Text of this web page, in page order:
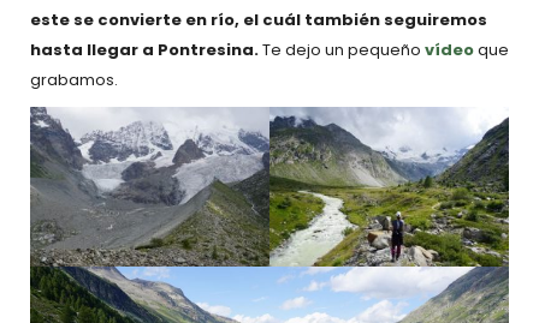
este se convierte en río, el cuál también seguiremos
hasta llegar a Pontresina.Te dejo un pequeño vídeoque
grabamos.